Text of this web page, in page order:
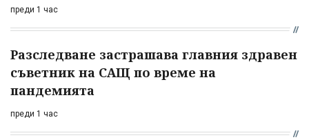
преди 1 час
Разследване застрашава главния здравен
съветник на САЩ по време на
пандемията
преди 1 час